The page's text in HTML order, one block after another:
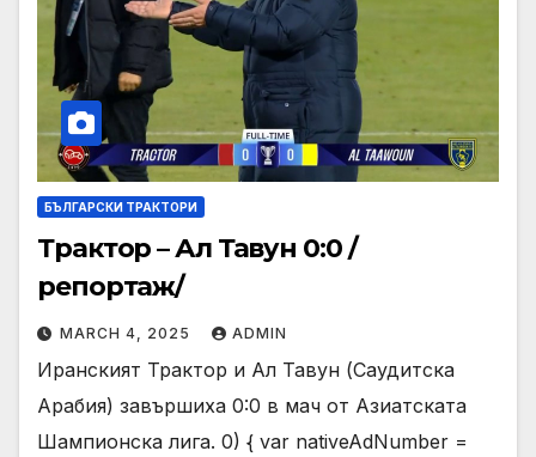
БЪЛГАРСКИ ТРАКТОРИ
Трактор – Ал Тавун 0:0 /
репортаж/
MARCH 4, 2025 ADMIN
Иранският Трактор и Ал Тавун (Саудитска
Арабия) завършиха 0:0 в мач от Азиатската
Шампионска лига. 0) { var nativeAdNumber =